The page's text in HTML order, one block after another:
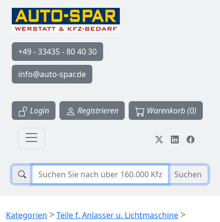
+49 - 33435 - 80 40 30
info@auto-spar.de
Login Registrieren Warenkorb (0)
Suchen
Kategorien >Teile f. Anlasser u. Lichtmaschine >